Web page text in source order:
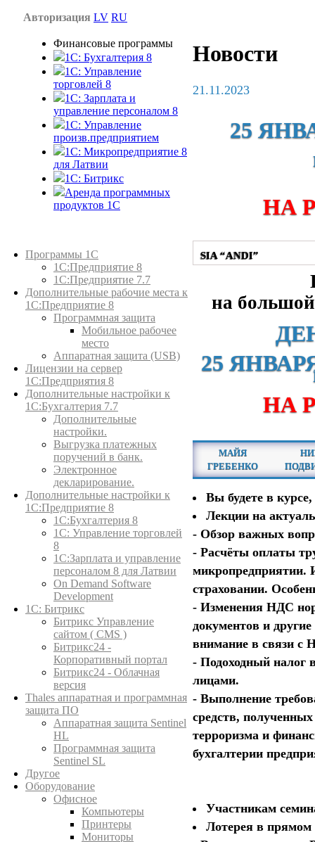
Авторизация LV RU
Финансовые программы
1С: Бухгалтерия 8
1C: Управление
торговлей 8
1C: Зарплата и
управление персоналом 8
1C: Управление
произв.предприятием
1С: Микропредприятие 8
для Латвии
1C: Битрикс
Аренда программных
продуктов 1С
Программы 1С
1С:Предприятие 8
1С:Предприятие 7.7
Дополнительные рабочие места к
1С:Предприятие 8
Программная защита
Мобильное рабочее
место
Аппаратная защита (USB)
Лицензии на сервер
1С:Предприятия 8
Дополнительные настройки к
1С:Бухгалтерия 7.7
Дополнительные
настройки.
Выгрузка платежных
поручений в банк.
Электронное
декларирование.
Дополнительные настройки к
1С:Предприятие 8
1С:Бухгалтерия 8
1C: Управление торговлей
8
1С:Зарплата и управление
персоналом 8 для Латвии
On Demand Software
Development
1С: Битрикс
Битрикс Управление
сайтом ( CMS )
Битрикс24 -
Корпоративный портал
Битрикс24 - Облачная
версия
Thales аппаратная и программная
защита ПО
Аппаратная защита Sentinel
HL
Программная защита
Sentinel SL
Другое
Оборудование
Офисное
Компьютеры
Принтеры
Мониторы
Новости
21.11.2023
25
НА
SIA “ANDI”
на
25
НА
МАЙЯ
ГРЕБЕНКО
Вы будете в
Лекции на
- Обзор важных
- Расчёты оплаты
микропредприятии.
страховании.
- Изменения НДС
документов и
внимание в связи с
- Подоходный налог
лицами.
- Выполнение
средств,
терроризма и
бухгалтерии
Участникам
Лотерея в прямом